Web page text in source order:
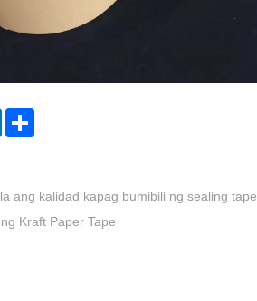
LinkedInShare
ang kalidad kapag bumibili ng sealing tape
Kraft Paper Tape